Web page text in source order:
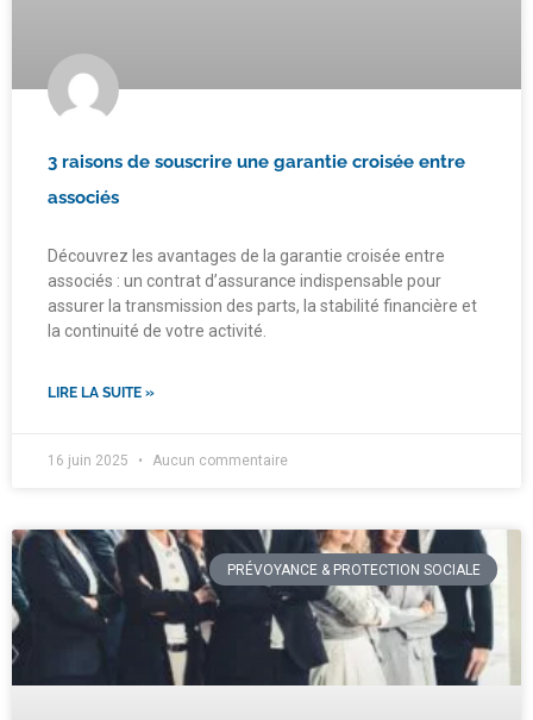
3 raisons de souscrire une garantie croisée entre
associés
Découvrez les avantages de la garantie croisée entre
associés : un contrat d’assurance indispensable pour
assurer la transmission des parts, la stabilité financière et
la continuité de votre activité.
LIRE LA SUITE »
16 juin 2025 Aucun commentaire
PRÉVOYANCE & PROTECTION SOCIALE